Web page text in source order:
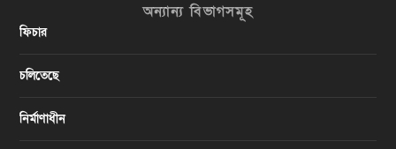
অন্যান্য বিভাগসমূহ
ফিচার
চলিতেছে
নির্মাণাধীন